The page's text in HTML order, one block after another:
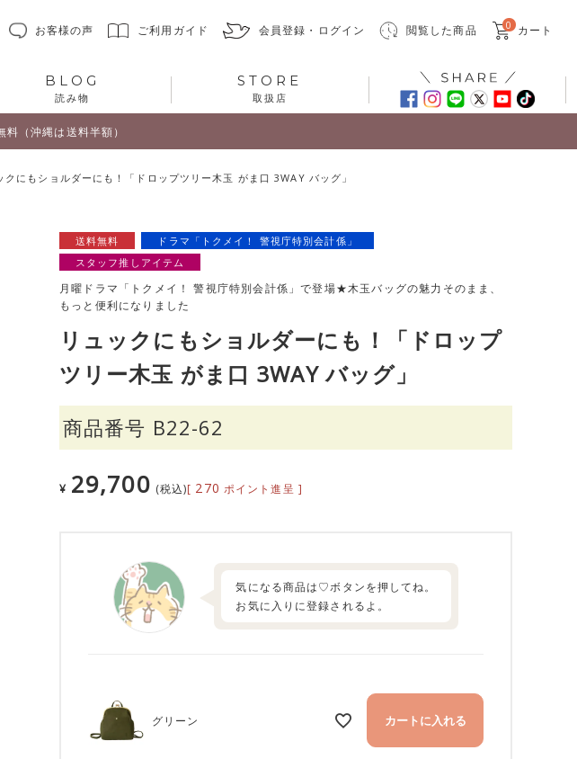
お客様の声 ご利用ガイド 会員登録・ログイン 閲覧した商品 0 カート
BLOG
読み物
STORE
取扱店
（沖縄は送料半額）
クにもショルダーにも！「ドロップツリー木玉 がま口 3WAY バッグ」
送料無料
ドラマ「トクメイ！ 警視庁特別会計係」
スタッフ推しアイテム
月曜ドラマ「トクメイ！ 警視庁特別会計係」で登場★木玉バッグの魅力そのまま、
もっと便利になりました
リュックにもショルダーにも！「ドロップ
ツリー木玉 がま口 3WAY バッグ」
商品番号 B22-62
¥ 29,700 税込 [ 270 ポイント進呈 ]
気になる商品は♡ボタンを押してね。
お気に入りに登録されるよ。
グリーン カートに入れる